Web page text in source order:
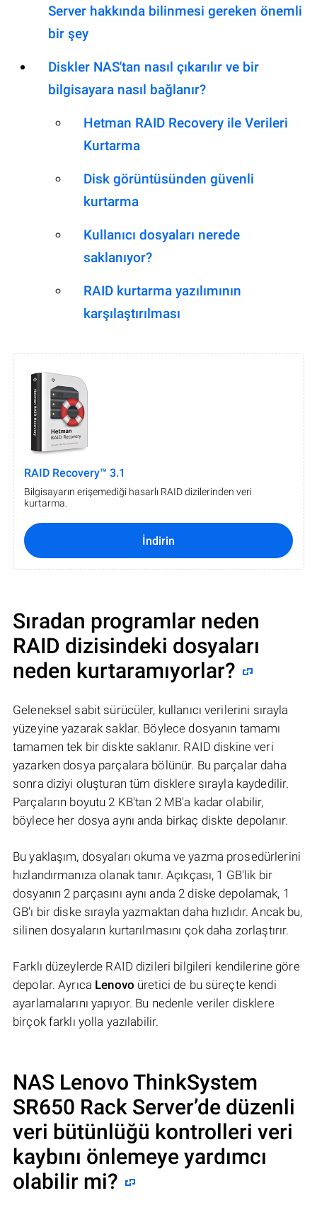
Server hakkında bilinmesi gereken önemli
bir şey
Diskler NAS'tan nasıl çıkarılır ve bir
bilgisayara nasıl bağlanır?
Hetman RAID Recovery ile Verileri
Kurtarma
Disk görüntüsünden güvenli
kurtarma
Kullanıcı dosyaları nerede
saklanıyor?
RAID kurtarma yazılımının
karşılaştırılması
RAID Recovery™ 3.1
Bilgisayarın erişemediği hasarlı RAID dizilerinden veri
kurtarma.
İndirin
Sıradan programlar neden
RAID dizisindeki dosyaları
neden kurtaramıyorlar?
Geleneksel sabit sürücüler, kullanıcı verilerini sırayla
yüzeyine yazarak saklar. Böylece dosyanın tamamı
tamamen tek bir diskte saklanır. RAID diskine veri
yazarken dosya parçalara bölünür. Bu parçalar daha
sonra diziyi oluşturan tüm disklere sırayla kaydedilir.
Parçaların boyutu 2 KB'tan 2 MB'a kadar olabilir,
böylece her dosya aynı anda birkaç diskte depolanır.
Bu yaklaşım, dosyaları okuma ve yazma prosedürlerini
hızlandırmanıza olanak tanır. Açıkçası, 1 GB'lik bir
dosyanın 2 parçasını aynı anda 2 diske depolamak, 1
GB'ı bir diske sırayla yazmaktan daha hızlıdır. Ancak bu,
silinen dosyaların kurtarılmasını çok daha zorlaştırır.
Farklı düzeylerde RAID dizileri bilgileri kendilerine göre
depolar. Ayrıca Lenovo üretici de bu süreçte kendi
ayarlamalarını yapıyor. Bu nedenle veriler disklere
birçok farklı yolla yazılabilir.
NAS Lenovo ThinkSystem
SR650 Rack Server’de düzenli
veri bütünlüğü kontrolleri veri
kaybını önlemeye yardımcı
olabilir mi?